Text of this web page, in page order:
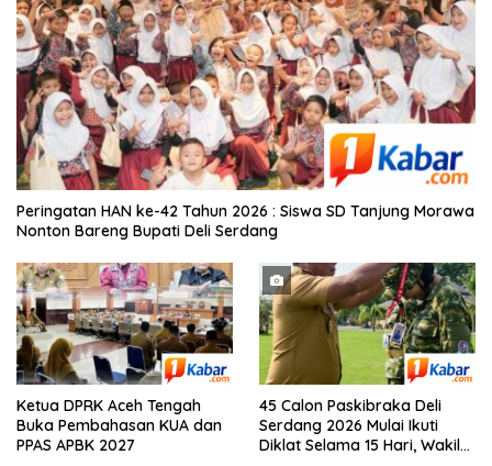
Peringatan HAN ke-42 Tahun 2026 : Siswa SD Tanjung Morawa
Nonton Bareng Bupati Deli Serdang
Ketua DPRK Aceh Tengah
Buka Pembahasan KUA dan
PPAS APBK 2027
45 Calon Paskibraka Deli
Serdang 2026 Mulai Ikuti
Diklat Selama 15 Hari, Wakil